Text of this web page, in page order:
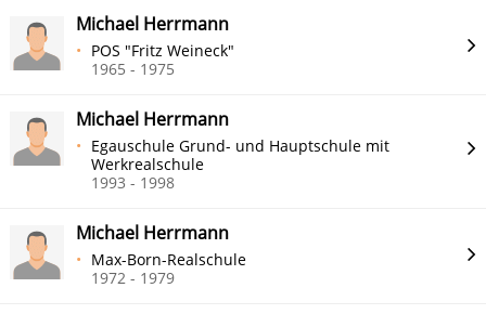
Michael Herrmann
POS "Fritz Weineck"
1965 - 1975
Michael Herrmann
Egauschule Grund- und Hauptschule mit
Werkrealschule
1993 - 1998
Michael Herrmann
Max-Born-Realschule
1972 - 1979